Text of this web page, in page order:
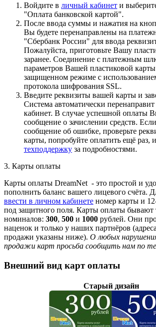
Войдите в личный кабинет и
"Оплата банковской картой".
После ввода суммы и нажатия на
Вы будете перенаправлены на
"Сбербанк России" для ввода
Пожалуйста, приготовьте Вашу
заранее. Соединение с платежным
параметров Вашей пластиковой карты
защищенном режиме с
протокола шифрования SSL.
Введите реквизиты вашей карты и
Система автоматически
кабинет. В случае успешной оплаты
сообщение о зачислении средств.
сообщение об ошибке, проверьте
карты, попробуйте оплатить ещё раз,
техподдержку за подробностями.
3. Карты оплаты
Карты оплаты DreamNet - это простой и
пополнить баланс вашего лицевого счёта.
ввести в личном кабинете номер карты и
под защитного поля. Карты оплаты бывают
номиналов: 300, 500 и 1000 рублей. Они
наценок и только у наших партнёров
продажи указаны ниже). О любых
продажи карт просьба сообщить нам по
Внешний вид карт оплаты
Старый дизайн